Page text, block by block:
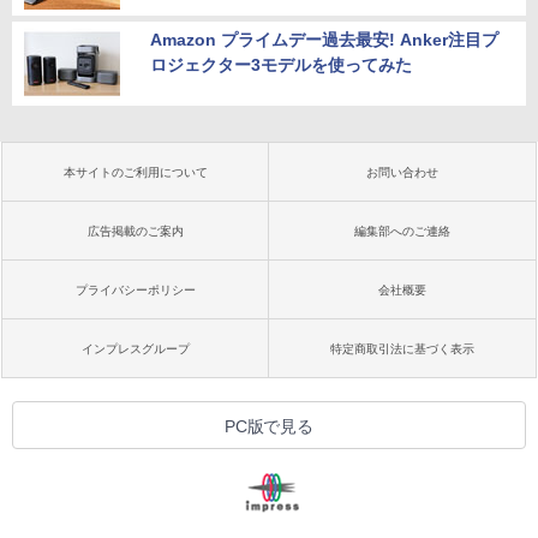
Amazon プライムデー過去最安! Anker注目プ
ロジェクター3モデルを使ってみた
本サイトのご利用について お問い合わせ
広告掲載のご案内 編集部へのご連絡
プライバシーポリシー 会社概要
インプレスグループ 特定商取引法に基づく表示
PC版で見る